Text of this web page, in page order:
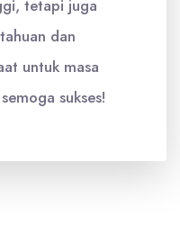
tetapi juga
dan
untuk masa
sukses!